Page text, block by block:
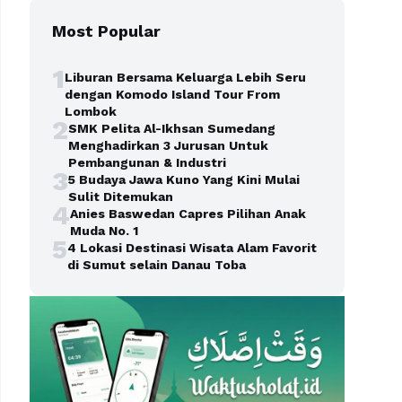
Most Popular
1Liburan Bersama Keluarga Lebih Seru
dengan Komodo Island Tour From
Lombok
2SMK Pelita Al-Ikhsan Sumedang
Menghadirkan 3 Jurusan Untuk
Pembangunan & Industri
35 Budaya Jawa Kuno Yang Kini Mulai
Sulit Ditemukan
4Anies Baswedan Capres Pilihan Anak
Muda No. 1
54 Lokasi Destinasi Wisata Alam Favorit
di Sumut selain Danau Toba